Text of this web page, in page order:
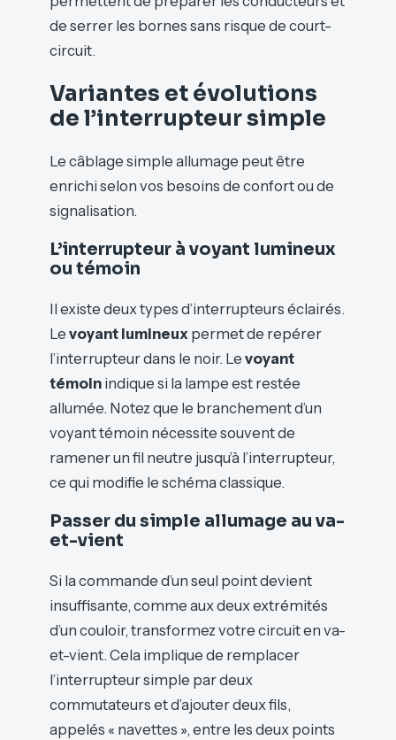
de serrer les bornes sans risque de court-
circuit.
Variantes et évolutions
de l’interrupteur simple
Le câblage simple allumage peut être
enrichi selon vos besoins de confort ou de
signalisation.
L’interrupteur à voyant lumineux
ou témoin
Il existe deux types d’interrupteurs éclairés.
Le voyant lumineux permet de repérer
l’interrupteur dans le noir. Le voyant
témoin indique si la lampe est restée
allumée. Notez que le branchement d’un
voyant témoin nécessite souvent de
ramener un fil neutre jusqu’à l’interrupteur,
ce qui modifie le schéma classique.
Passer du simple allumage au va-
et-vient
Si la commande d’un seul point devient
insuffisante, comme aux deux extrémités
d’un couloir, transformez votre circuit en va-
et-vient. Cela implique de remplacer
l’interrupteur simple par deux
commutateurs et d’ajouter deux fils,
appelés « navettes », entre les deux points